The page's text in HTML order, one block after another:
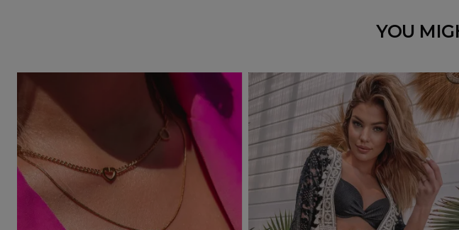
YOU